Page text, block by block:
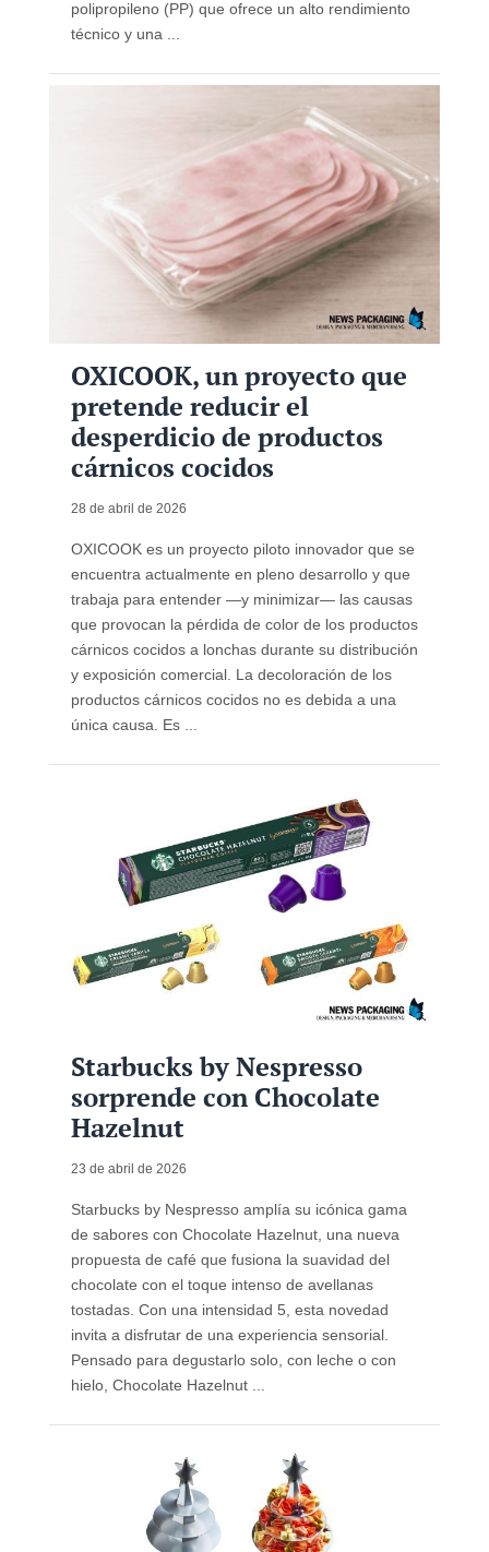
polipropileno (PP) que ofrece un alto rendimiento
técnico y una ...
OXICOOK, un proyecto que
pretende reducir el
desperdicio de productos
cárnicos cocidos
28 de abril de 2026
OXICOOK es un proyecto piloto innovador que se
encuentra actualmente en pleno desarrollo y que
trabaja para entender —y minimizar— las causas
que provocan la pérdida de color de los productos
cárnicos cocidos a lonchas durante su distribución
y exposición comercial. La decoloración de los
productos cárnicos cocidos no es debida a una
única causa. Es ...
Starbucks by Nespresso
sorprende con Chocolate
Hazelnut
23 de abril de 2026
Starbucks by Nespresso amplía su icónica gama
de sabores con Chocolate Hazelnut, una nueva
propuesta de café que fusiona la suavidad del
chocolate con el toque intenso de avellanas
tostadas. Con una intensidad 5, esta novedad
invita a disfrutar de una experiencia sensorial.
Pensado para degustarlo solo, con leche o con
hielo, Chocolate Hazelnut ...